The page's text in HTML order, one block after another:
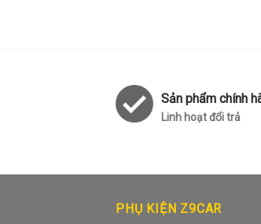
Sản phẩm chính
Linh hoạt đổi trả
PHỤ KIỆN Z9CAR